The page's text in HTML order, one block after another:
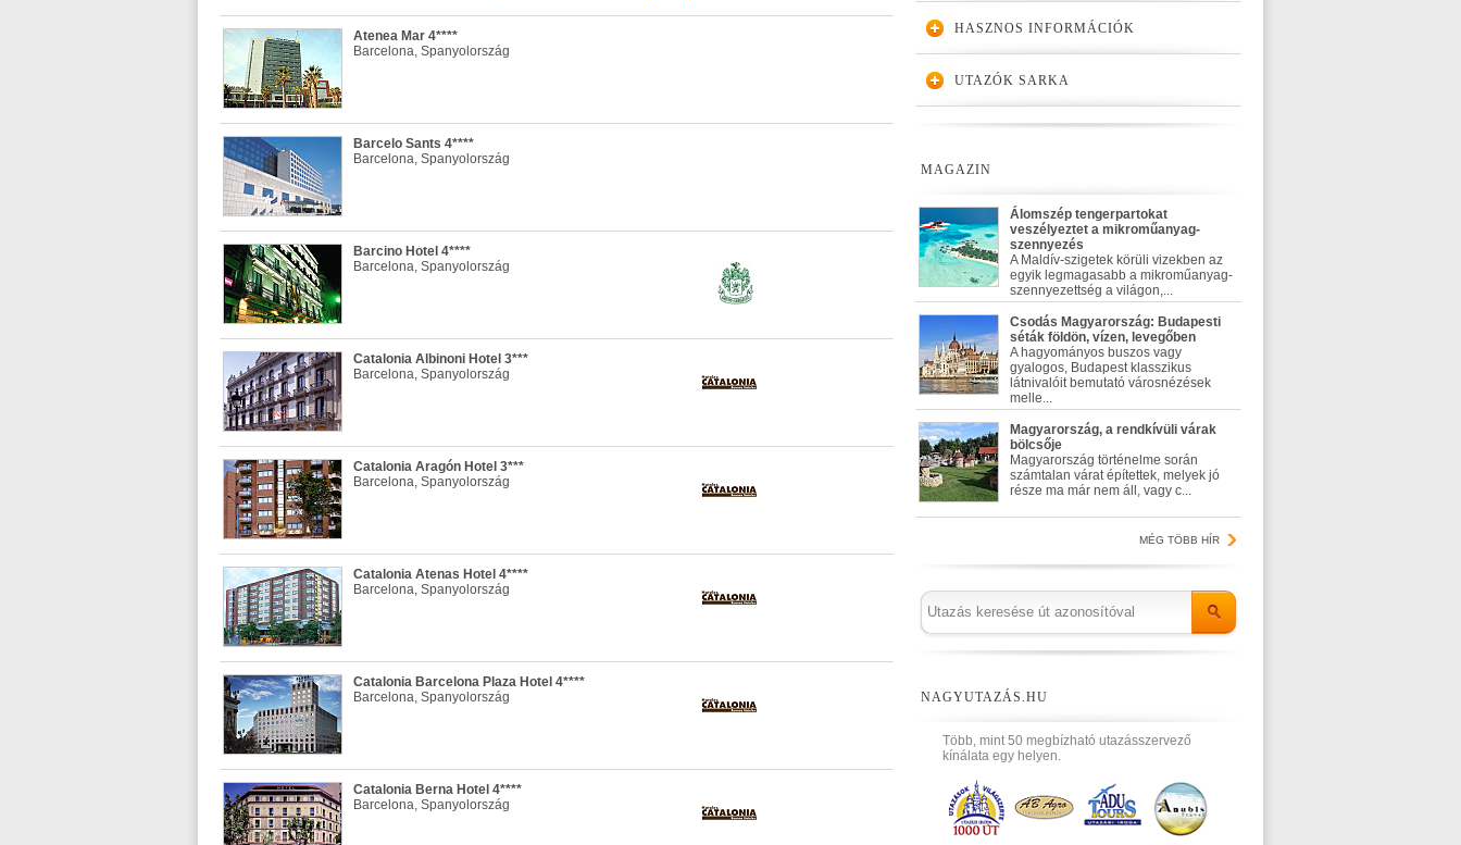
Atenea Mar 4****
Barcelona, Spanyolország
Barcelo Sants 4****
Barcelona, Spanyolország
Barcino Hotel 4****
Barcelona, Spanyolország
Catalonia Albinoni Hotel 3***
Barcelona, Spanyolország
Catalonia Aragón Hotel 3***
Barcelona, Spanyolország
Catalonia Atenas Hotel 4****
Barcelona, Spanyolország
Catalonia Barcelona Plaza Hotel 4****
Barcelona, Spanyolország
Catalonia Berna Hotel 4****
Barcelona, Spanyolország
HASZNOS INFORMÁCIÓK
UTAZÓK SARKA
MAGAZIN
Álomszép tengerpartokat
veszélyeztet a mikroműanyag-
szennyezés
A Maldív-szigetek körüli vizekben az
egyik legmagasabb a mikroműanyag-
szennyezettség a világon,...
Csodás Magyarország: Budapesti
séták földön, vízen, levegőben
A hagyományos buszos vagy
gyalogos, Budapest klasszikus
látnivalóit bemutató városnézések
melle...
Magyarország, a rendkívüli várak
bölcsője
Magyarország történelme során
számtalan várat építettek, melyek jó
része ma már nem áll, vagy c...
MÉG TÖBB HÍR
NAGYUTAZÁS.HU
Több, mint 50 megbízható utazásszervező
kínálata egy helyen.